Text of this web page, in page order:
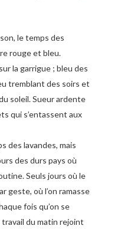
le temps des
rouge et bleu.
la garrigue ; bleu des
tremblant des soirs et
soleil. Sueur ardente
qui s’entassent aux
des lavandes, mais
des durs pays où
Seuls jours où le
geste, où l’on ramasse
fois qu’on se
travail du matin rejoint